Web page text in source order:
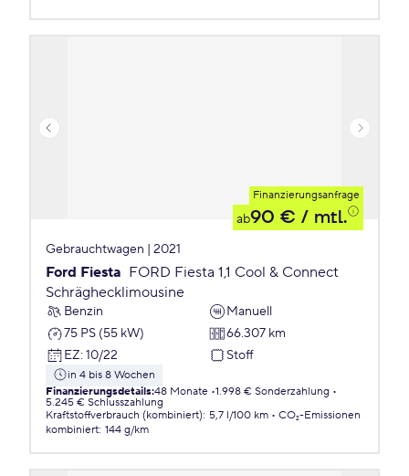
Finanzierungsanfrage
ab90 € / mtl.
Gebrauchtwagen | 2021
Ford Fiesta FORD Fiesta 1,1 Cool & Connect
Schräghecklimousine
Benzin
Manuell
75 PS (55 kW)
66.307 km
EZ: 10/22 Stoff
in 4 bis 8 Wochen
Finanzierungsdetails:48 Monate 1.998 € Sonderzahlung
5.245 € Schlusszahlung
Kraftstoffverbrauch (kombiniert): 5,7 l/100 km
CO₂-Emissionen
kombiniert: 144 g/km